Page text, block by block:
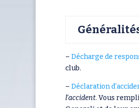
– Décharge de
club.
– Déclaration
l’accident. Vous